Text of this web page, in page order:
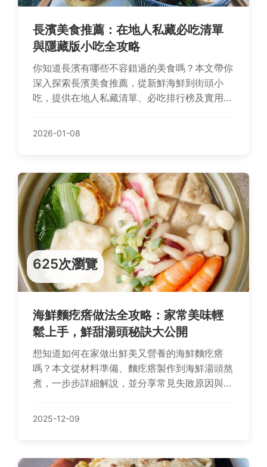
長濱美食推薦：在地人私藏必吃清單
與隱藏版小吃全攻略
你知道長濱有哪些不容錯過的美食嗎？本文帶你
深入探索長濱美食推薦，從新鮮海鮮到街頭小
吃，提供在地人私藏清單、必吃排行榜及實用旅
得盡興又難忘。
2026-01-08
625次瀏覽
海鮮麵疙瘩做法全攻略：家常美味輕
鬆上手，鮮甜湯頭秘訣大公開
想知道如何在家做出鮮美又營養的海鮮麵疙瘩
嗎？本文從材料準備、麵疙瘩製作到海鮮湯頭熬
煮，一步步詳細解說，並分享常見失敗原因與解
或老手，都能找到實用建議。
2025-12-09